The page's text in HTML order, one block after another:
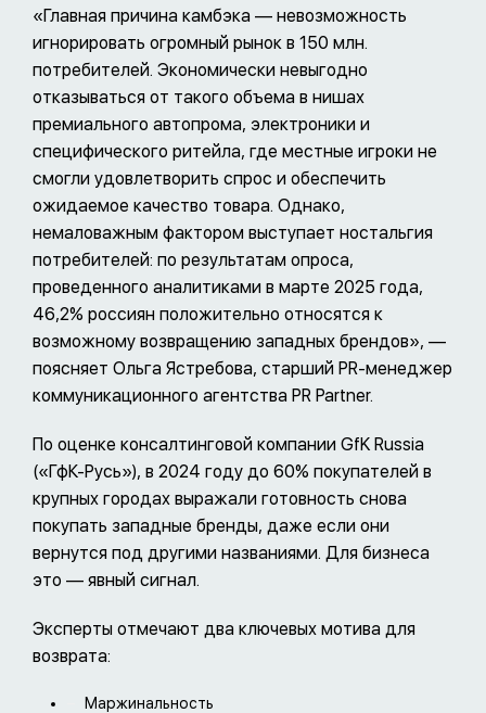
«Главная причина камбэка — невозможность
игнорировать огромный рынок в 150 млн.
потребителей. Экономически невыгодно
отказываться от такого объема в нишах
премиального автопрома, электроники и
специфического ритейла, где местные игроки не
смогли удовлетворить спрос и обеспечить
ожидаемое качество товара. Однако,
немаловажным фактором выступает ностальгия
потребителей: по результатам опроса,
проведенного аналитиками в марте 2025 года,
46,2% россиян положительно относятся к
возможному возвращению западных брендов», —
поясняет Ольга Ястребова, старший PR-менеджер
коммуникационного агентства PR Partner.
По оценке консалтинговой компании GfK Russia
(«ГфК-Русь»), в 2024 году до 60% покупателей в
крупных городах выражали готовность снова
покупать западные бренды, даже если они
вернутся под другими названиями. Для бизнеса
это — явный сигнал.
Эксперты отмечают два ключевых мотива для
возврата:
Маржинальность